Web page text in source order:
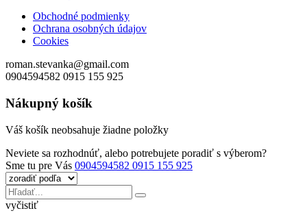
Obchodné podmienky
Ochrana osobných údajov
Cookies
roman.stevanka@gmail.com
0904594582 0915 155 925
Nákupný košík
Váš košík neobsahuje žiadne položky
Neviete sa rozhodnúť, alebo potrebujete poradiť s výberom?
Sme tu pre Vás 0904594582 0915 155 925
vyčistiť